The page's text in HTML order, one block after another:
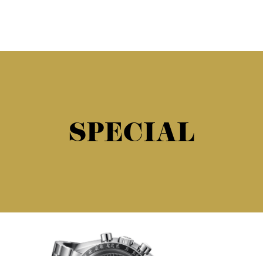
SPECIAL